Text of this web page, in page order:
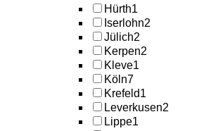
Hürth1
Iserlohn2
Jülich2
Kerpen2
Kleve1
Köln7
Krefeld1
Leverkusen2
Lippe1